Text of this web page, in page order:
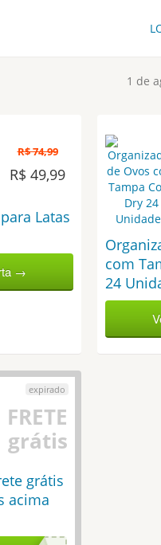
1 de
R$ 74,99
R$ 49,99
Latas
→
com
24
FRETE
grátis
grátis
acima